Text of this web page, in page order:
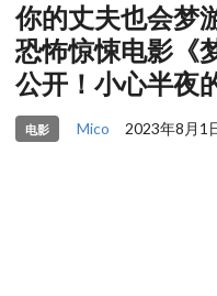
你的丈夫也会梦
恐怖惊悚电影《
公开！小心半夜
电影 Mico 2023年8月1